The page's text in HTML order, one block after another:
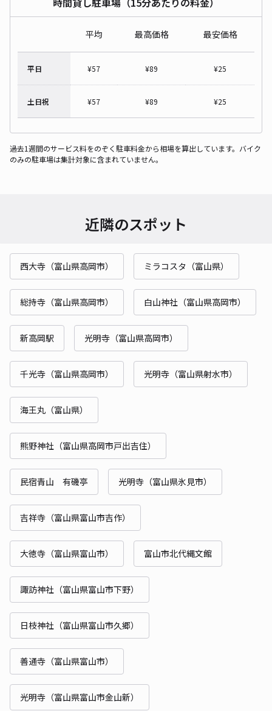
平均 最高価格 最安価格
平日 ¥57 ¥89 ¥25
土日祝 ¥57 ¥89 ¥25
過去1週間のサービス料をのぞく駐車料金から相場を算出しています。バイク
のみの駐車場は集計対象に含まれていません。
近隣のスポット
西大寺（富山県高岡市） ミラコスタ（富山県）
総持寺（富山県高岡市） 白山神社（富山県高岡市）
新高岡駅 光明寺（富山県高岡市）
千光寺（富山県高岡市） 光明寺（富山県射水市）
海王丸（富山県）
熊野神社（富山県高岡市戸出吉住）
民宿青山 有磯亭 光明寺（富山県氷見市）
吉祥寺（富山県富山市吉作）
大徳寺（富山県富山市） 富山市北代縄文館
諏訪神社（富山県富山市下野）
日枝神社（富山県富山市久郷）
善通寺（富山県富山市）
光明寺（富山県富山市金山新）